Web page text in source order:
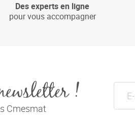
Des experts en ligne
pour vous accompagner
!
Cmesmat